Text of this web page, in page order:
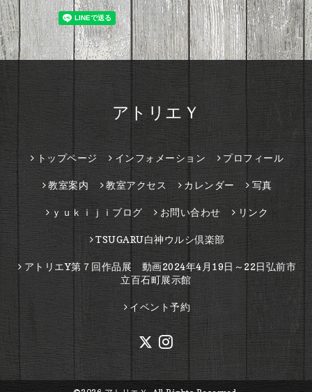
アトリエＹ
トップページ インフォメーション プロフィール
教室案内 教室アクセス カレンダー 写真
ｙｕｋｉｊｉブログ お問い合わせ リンク
TSUGARU白神ウルシ倶楽部
アトリエY第７回作品展 動画2024年4月19日～22日弘前市
立百石町展示館
イベント予約